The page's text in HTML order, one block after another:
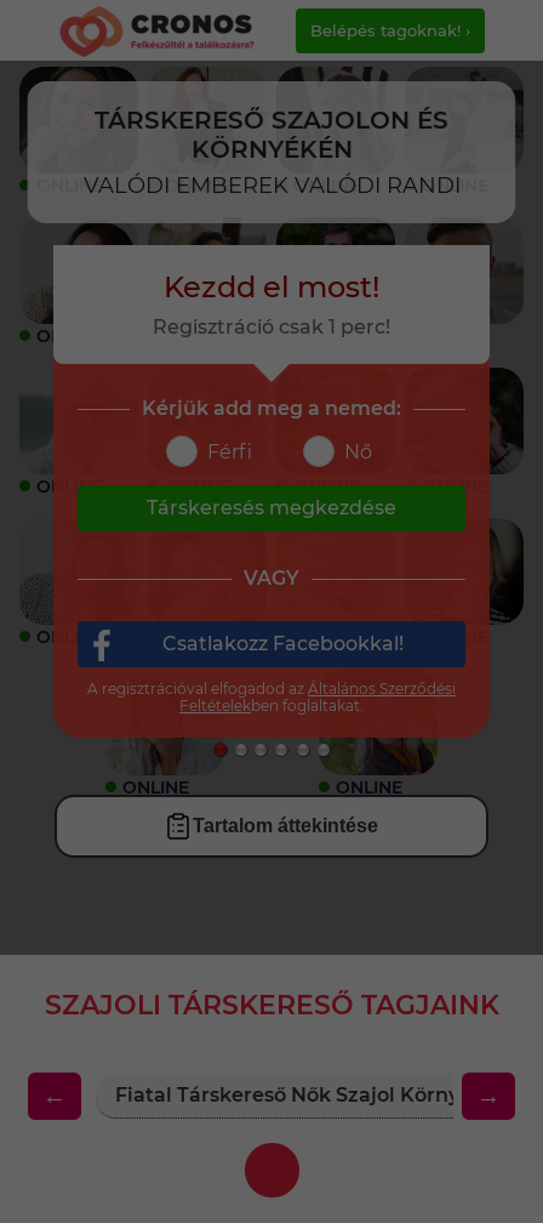
TÁRSKERESŐ SZAJOLON ÉS
KÖRNYÉKÉN
VALÓDI EMBEREK VALÓDI RANDI
Belépés tagoknak! ›
ONLINE ONLINE ONLINE ONLINE
ONLINE ONLINE ONLINE
ONLINE ONLINE ONLINE ONLINE
ONLINE ONLINE ONLINE
ONLINE ONLINE
Tartalom áttekintése
SZAJOLI TÁRSKERESŐ TAGJAINK
← Fiatal Társkereső Nők Szajol Környékén
→
Kezdd el most!
Regisztráció csak 1 perc!
Kérjük add meg a nemed:
Férfi
Nő
Társkeresés megkezdése
VAGY
Csatlakozz Facebookkal!
A regisztrációval elfogadod az Általános Szerződési
Feltételekben foglaltakat.